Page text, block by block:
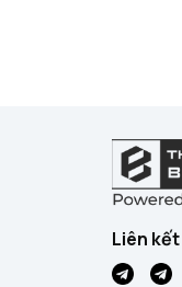
Liên